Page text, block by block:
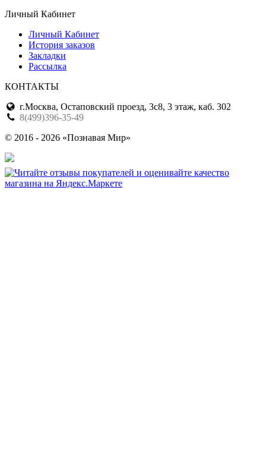
Личный Кабинет
Личный Кабинет
История заказов
Закладки
Рассылка
КОНТАКТЫ
г.Москва, Остаповский проезд, 3с8, 3 этаж, каб. 302
8(499)396-35-49
© 2016 - 2026 «Познавая Мир»